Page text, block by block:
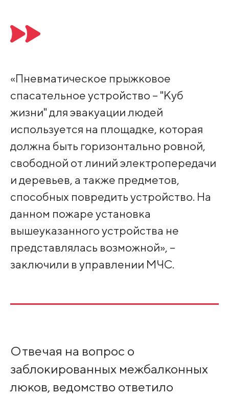
«Пневматическое прыжковое
спасательное устройство – "Куб
жизни" для эвакуации людей
используется на площадке, которая
должна быть горизонтально ровной,
свободной от линий электропередачи
и деревьев, а также предметов,
способных повредить устройство. На
данном пожаре установка
вышеуказанного устройства не
представлялась возможной», –
заключили в управлении МЧС.
Отвечая на вопрос о
заблокированных межбалконных
люков, ведомство ответило